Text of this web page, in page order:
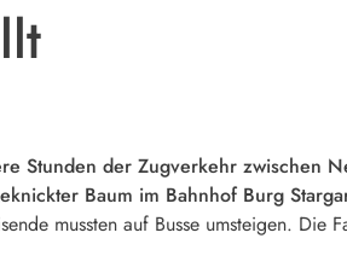
Stunden der Zugverkehr zwischen
Baum im Bahnhof Burg
mussten auf Busse umsteigen. Die